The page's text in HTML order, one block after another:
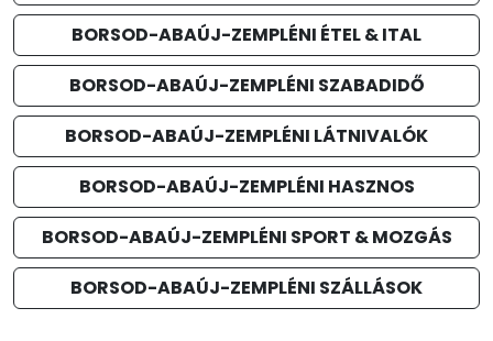
BORSOD-ABAÚJ-ZEMPLÉNI ÉTEL & ITAL
BORSOD-ABAÚJ-ZEMPLÉNI SZABADIDŐ
BORSOD-ABAÚJ-ZEMPLÉNI LÁTNIVALÓK
BORSOD-ABAÚJ-ZEMPLÉNI HASZNOS
BORSOD-ABAÚJ-ZEMPLÉNI SPORT & MOZGÁS
BORSOD-ABAÚJ-ZEMPLÉNI SZÁLLÁSOK